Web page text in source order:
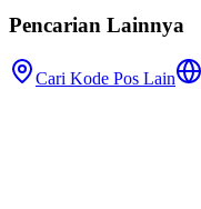
Pencarian Lainnya
Cari Kode Pos Lain